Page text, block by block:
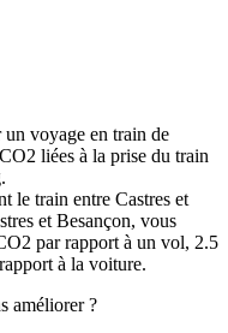
voyage en train de
liées à la prise du train
le train entre Castres et
et Besançon, vous
par rapport à un vol, 2.5
à la voiture.
améliorer ?